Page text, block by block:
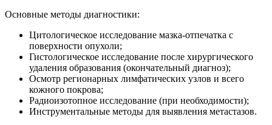
Основные методы диагностики:
Цитологическое исследование мазка-отпечатка с
поверхности опухоли;
Гистологическое исследование после хирургического
удаления образования (окончательный диагноз);
Осмотр регионарных лимфатических узлов и всего
кожного покрова;
Радиоизотопное исследование (при необходимости);
Инструментальные методы для выявления метастазов.